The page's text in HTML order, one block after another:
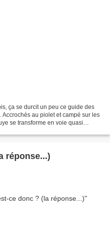
ça se durcit un peu ce guide des
au piolet et campé sur les
se transforme en voie quasi
réponse...)